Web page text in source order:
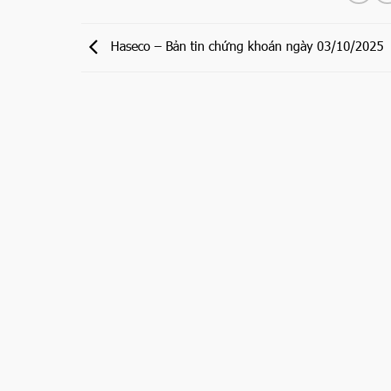
Haseco – Bản tin chứng khoán ngày 03/10/2025